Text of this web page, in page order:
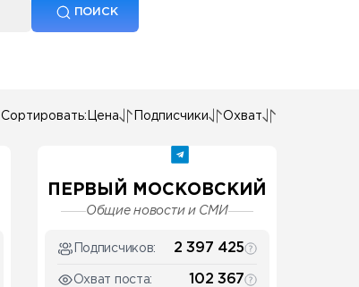
ПОИСК
Сортировать: Цена Подписчики Охват
ПЕРВЫЙ МОСКОВСКИЙ
Общие новости и СМИ
Подписчиков: 2 397 425
Охват поста: 102 367